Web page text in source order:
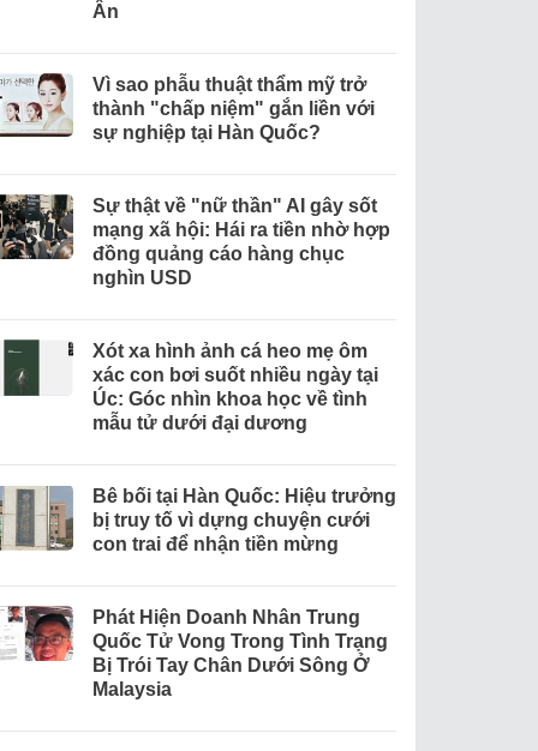
Ân
Vì sao phẫu thuật thẩm mỹ trở
thành "chấp niệm" gắn liền với
sự nghiệp tại Hàn Quốc?
Sự thật về "nữ thần" AI gây sốt
mạng xã hội: Hái ra tiền nhờ hợp
đồng quảng cáo hàng chục
nghìn USD
Xót xa hình ảnh cá heo mẹ ôm
xác con bơi suốt nhiều ngày tại
Úc: Góc nhìn khoa học về tình
mẫu tử dưới đại dương
Bê bối tại Hàn Quốc: Hiệu trưởng
bị truy tố vì dựng chuyện cưới
con trai để nhận tiền mừng
Phát Hiện Doanh Nhân Trung
Quốc Tử Vong Trong Tình Trạng
Bị Trói Tay Chân Dưới Sông Ở
Malaysia